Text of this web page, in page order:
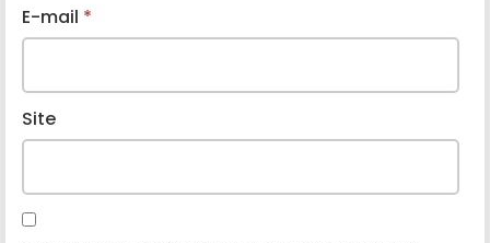
E-mail *
Site